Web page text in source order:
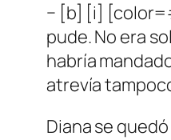
− [b] [i]
pude. No era
habría
atrevía
Diana se